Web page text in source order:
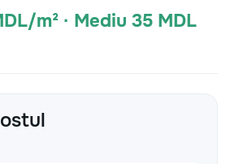
m² · Mediu 35 MDL